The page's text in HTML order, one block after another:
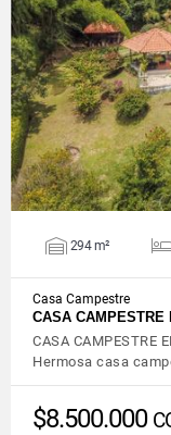
294 m²
Casa Campestre
CASA
CASA CAMPESTRE
Hermosa casa
$8.500.000